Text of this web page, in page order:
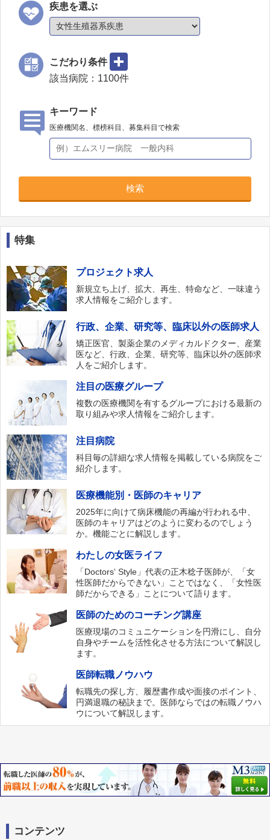
広野高原病院
明芳外科リハビリテーション病院
神戸医療福祉センターにこにこハウス
西記念ポートアイランドリハビリテーション病
本山リハビリテーション病院
雄岡病院
パルモア病院
神戸・がんクリニック
神港園診療所
西北クリニック
新国内科医院
久保みずきレディースクリニック菅原記念診療
所
順天健診クリニック
岡本クリニック
神戸大学医学部附属病院国際がん医療・研究セ
ンター
神戸市立神戸アイセンター病院
恒生かのこ病院
順心神戸病院
神戸医療福祉センターひだまり
サポートハウス ココロネ住吉
西神すみれクリニック
新規開設クリニック（新菱ファシリティ）
さいとう内科クリニック
疾患を選ぶ
こだわり条件
該当病院： 1100件
キーワード
医療機関名、標榜科目、募集科目で検索
検索
特集
プロジェクト求人
新規立ち上げ、拡大、再生、特命など、一味違う
求人情報をご紹介します。
行政、企業、研究等、臨床以外の医師求人
矯正医官、製薬企業のメディカルドクター、産業
医など、行政、企業、研究等、臨床以外の医師求
人をご紹介します。
注目の医療グループ
複数の医療機関を有するグループにおける最新の
取り組みや求人情報をご紹介します。
注目病院
科目毎の詳細な求人情報を掲載している病院をご
紹介します。
医療機能別・医師のキャリア
2025年に向けて病床機能の再編が行われる中、
医師のキャリアはどのように変わるのでしょう
か。機能ごとに解説します。
わたしの女医ライフ
「Doctors‘ Style」代表の正木稔子医師が、「女
性医師だからできない」ことではなく、「女性医
師だからできる」ことについて語ります。
医師のためのコーチング講座
医療現場のコミュニケーションを円滑にし、自分
自身やチームを活性化させる方法について解説し
ます。
医師転職ノウハウ
転職先の探し方、履歴書作成や面接のポイント、
円満退職の秘訣まで。医師ならではの転職ノウハ
ウについて解説します。
コンテンツ